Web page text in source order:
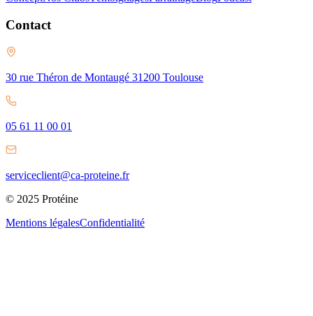
Contact
30 rue Théron de Montaugé 31200 Toulouse
05 61 11 00 01
serviceclient@ca-proteine.fr
© 2025 Protéine
Mentions légalesConfidentialité